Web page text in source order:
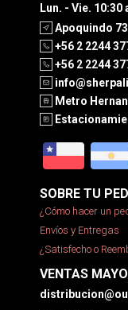
Lun. - Vie. 10:30
Apoquindo
+56 2 2244
+56 2 2244
Metro
SOBRE TU
¿Cómo hacer un
Envíos y Entregas
¿Satisfecho o
VENTAS